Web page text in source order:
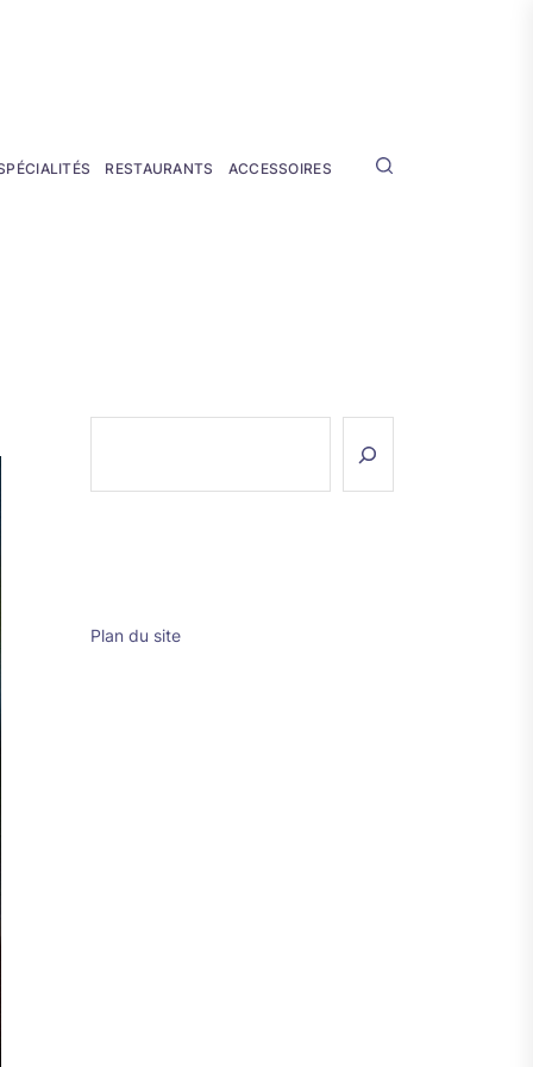
RESTAURANTS ACCESSOIRES
Plan du site